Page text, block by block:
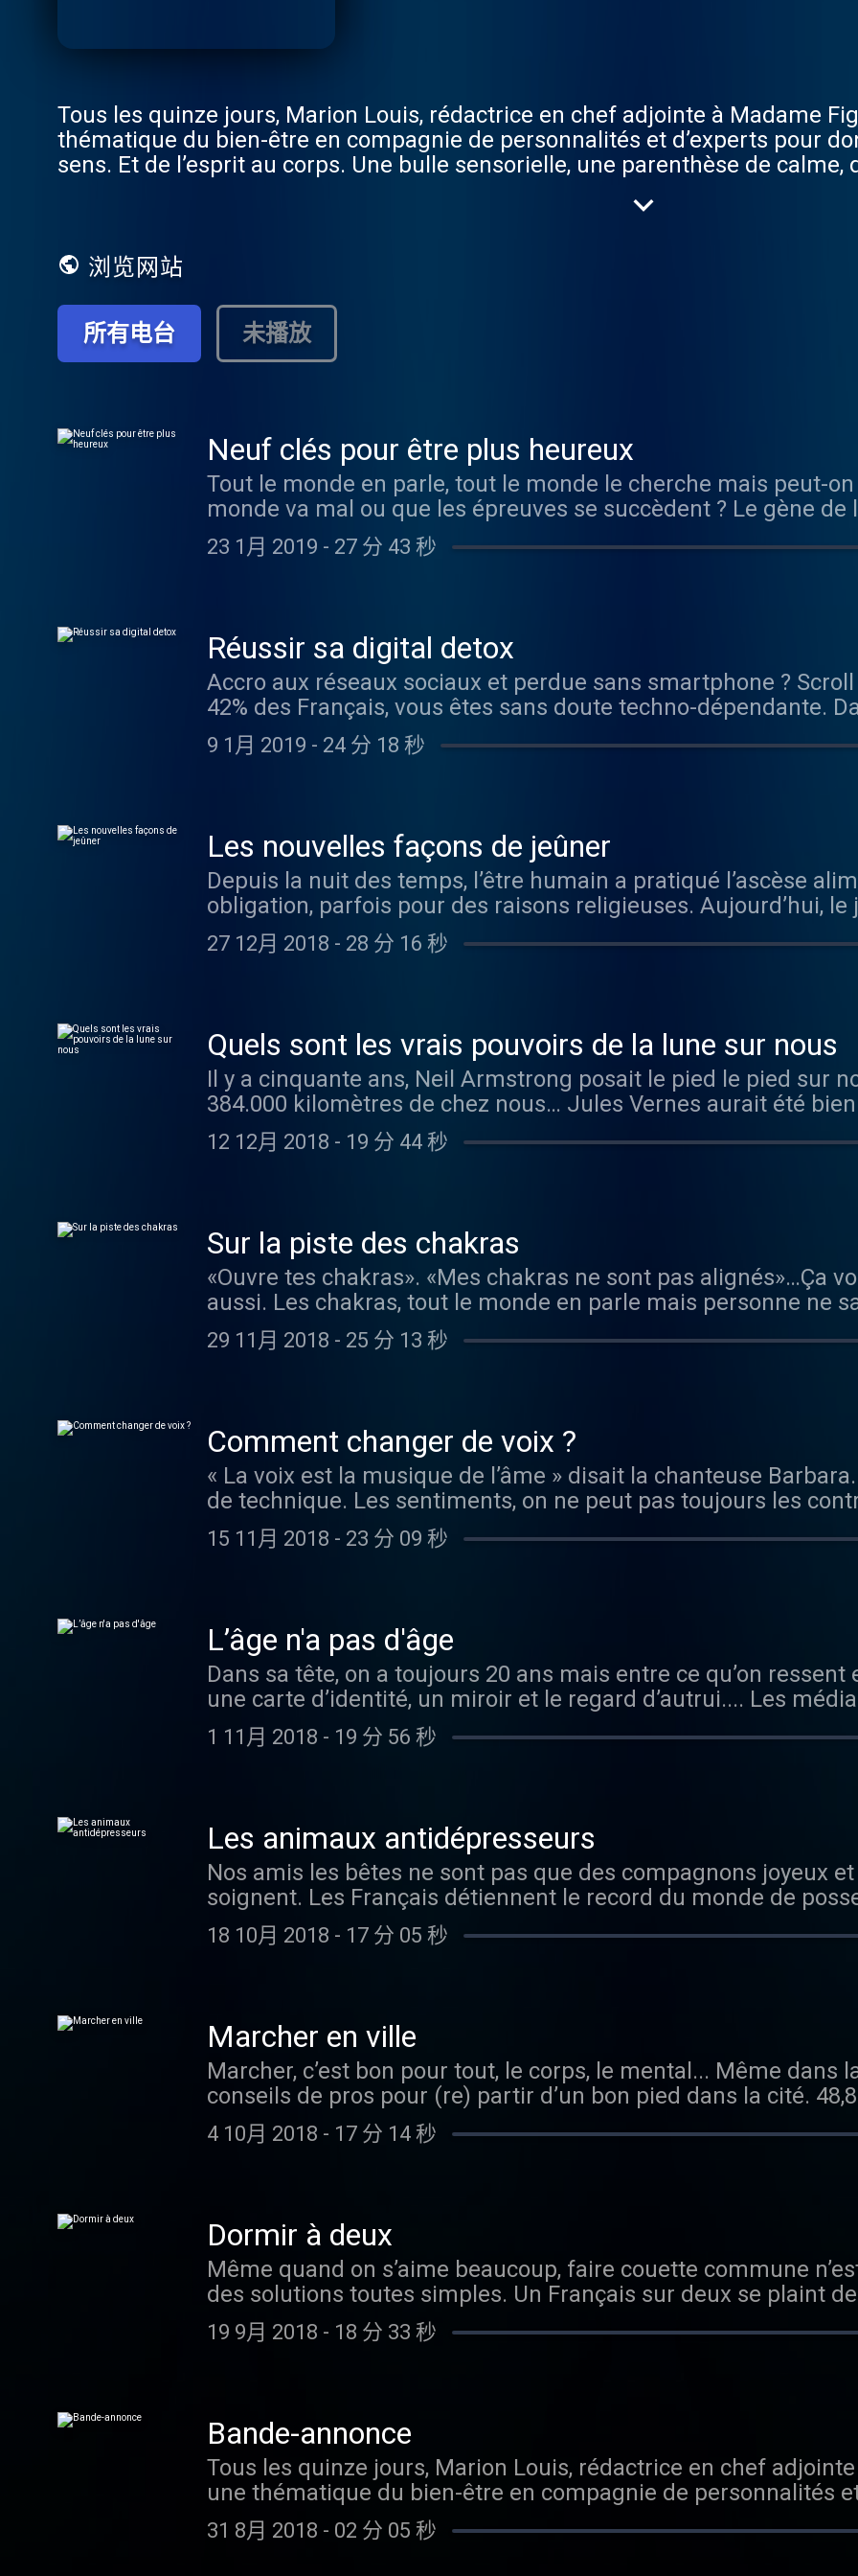
Tous les quinze jours, Marion Louis, rédactrice en chef adjointe à Madame
thématique du bien-être en compagnie de personnalités et d’experts pour
sens. Et de l’esprit au corps. Une bulle sensorielle, une parenthèse de calme,
l'actualité de nos podcasts, rendez-vous sur le site Madame Figaro La vie est
la liberté de s’épanouir, de sublimer sa beauté et sa féminité, quel que soit
marquent leur époque.
浏览网站
所有电台 未播放
Neuf clés pour être plus heureux
Tout le monde en parle, tout le monde le cherche mais peut-
monde va mal ou que les épreuves se succèdent ? Le gène de
envier l’imbécile heureux ? Quelle différence entre bonheur et
épisode de la saison 1 d’Happiness Therapy, nous nous
aimer sa vie et profiter à fond des bons moments. Le
La Confiance en soi et du roman La Joie, aux éditions Allary
bonheur par la joie et nous encourage à la cultiver, même au
en neurosciences Erwan Deveze décrypte la neurochimie du
bonheur, explique la différence entre les deux. Si certaines
biologiquement plus douées pour le Nirvana que d’autres au
humeur leurs derniers petits bonheurs. Vous pouvez écouter
site Madame Figaro , Apple Podcast , Soundcloud , Spotify ,
flux RSS . Et suivre toute l’actualité de nos podcasts sur
Happiness Therapy est proposé en partenariat avec Lancôme
Lancôme… Lancôme l’affirme : le bonheur est la plus belle
est d’offrir à chacune la liberté de s’épanouir, de sublimer sa
Visitez ausha.co/politique-de-confidentialite pour plus
23 1月 2019 - 27 分 43 秒
Réussir sa digital detox
Accro aux réseaux sociaux et perdue sans smartphone ?
42% des Français, vous êtes sans doute techno-dépendante.
d’Happiness Therapy consacré à la digital detox, - La
Wolinski, raconte avec courage et humour sa relation ambiguë
philosophe et écrivain Fabrice Midal, auteur de Foutez-vous la
méditation, vous invite à réfléchir à la manière dont nous
smartphones en si peu de temps et aux véritables raisons de
Coco Brac de La Perrière nous explique le Fomo, le Jomo, le
Nomophobie avant de donner quelques clés de (re)connexion
psychologue et psychanalyste, fondateur de l’Observatoire des
Happiness Therapy sur le site Madame Figaro , Apple Podcast ,
Deezer , YouTube ou via son flux RSS . Et suivre toute
Facebook , Instagram et Twitter . Happiness Therapy est
Lancôme . La vie est belle en Lancôme… Lancôme l’affirme :
forme de beauté. Son ambition est d’offrir à chacune la liberté
sa beauté et sa féminité, quel que soit son âge, quelle que soit
d'informations.
9 1月 2019 - 24 分 18 秒
Les nouvelles façons de jeûner
Depuis la nuit des temps, l’être humain a pratiqué l’ascèse
obligation, parfois pour des raisons religieuses. Aujourd’hui, le
purifier les corps et les esprits, voire guérir certaines maladie.
mode ou un vrai secret de santé et de longévité ? Le neuvième
l’alimentation crue (ou raw food) dont elle a fait son métier. Le
de Toledo, qui dirige la célèbre clinique Buchinger-Wilhelmi en
principe du jeûne thérapeutique, en détaille tous ses bienfaits
Martine de Richeville, papesse des massages amincissants,
pleine forme : la cure de raisin. Enfin, nous avons fait un bout
naturopathe Thomas Uhl, féru de « jeûne et randonnée ». Vous
Instagram et Twitter . Happiness Therapy est proposé en
vie est belle en Lancôme… Lancôme l’affirme : le bonheur est
beauté. Son ambition est d’offrir à chacune la liberté de
et sa féminité, quel que soit son âge, quelle que soit sa couleur
meilleur de la science, avec des innovations majeures qui
par Ausha. Visitez ausha.co/politique-de-confidentialite pour
27 12月 2018 - 28 分 16 秒
Quels sont les vrais pouvoirs de la lune sur nous
Il y a cinquante ans, Neil Armstrong posait le pied le pied sur
384.000 kilomètres de chez nous… Jules Vernes aurait été
paysages fantastiques à l’horizon, mais des cailloux, encore
cailloux. N’empêche, la lune continue de nous fasciner et de
bulle spatio-temporelle. Adeline Dieudonné, l’auteure du
Iconoclaste) qui raconte comment une terrifiante nuit sans
son roman. Daniel Kunth, astrophysicien au CNRS qui nous fait
relativisant pas mal de nos croyances. Philippe Malgouyres,
chef des objets d’art du Musée du Louvre, qui nous initie à la
nous parle en avant première de la grande exposition sur la
Henri Puget, auteur du livre Lune et santé mode d’emploi qui
pouvoirs de Séléné et dévoile sa recette d’eau lunaire. Vous
Therapy sur le site Madame Figaro , Apple Podcast ,
YouTube ou via son flux RSS . Et suivre toute l’actualité de nos
Instagram et Twitter . Happiness Therapy est proposé en
vie est belle en Lancôme… Lancôme l’affirme : le bonheur est
meilleur de la science, avec des innovations majeures qui
par Ausha. Visitez ausha.co/politique-de-confidentialite pour
12 12月 2018 - 19 分 44 秒
Sur la piste des chakras
«Ouvre tes chakras». «Mes chakras ne sont pas alignés»…Ça
aussi. Les chakras, tout le monde en parle mais personne ne
s’agit. Dans ce nouvel épisode d’ Happiness Therapy, nous
des énergies subtiles. En compagnie de : - Lili Barbery Coulon,
elle a débloqué son chakra N°3 qui la mettait si en colère. -
des Tigre Yoga Clubs. Elle explique de façon très pédagogique
chakras, nous les présente un à un et donne des conseils très
rééquilibrer, comme la respiration en carré. - Kiran Vyas, pape
créateurs des centres Tapovan. Il nous encourage à relativiser
venues d’Inde et à les adapter à notre mode de vie occidental
RSS . Et suivre toute l’actualité de nos podcasts sur Facebook ,
Happiness Therapy est proposé en partenariat avec Lancôme .
Lancôme… Lancôme l’affirme : le bonheur est la plus belle
est d’offrir à chacune la liberté de s’épanouir, de sublimer sa
que soit son âge, quelle que soit sa couleur de peau, et en lui
science, avec des innovations majeures qui marquent leur
de sa méthode de rééquilibrage énergétique. Hébergé par
ausha.co/politique-de-confidentialite pour plus d'informations.
29 11月 2018 - 25 分 13 秒
Comment changer de voix ?
« La voix est la musique de l’âme » disait la chanteuse
de technique. Les sentiments, on ne peut pas toujours les
elle, peut toujours s’améliorer. Grave ou fluette, stridente ou
crécelle, la voix en dit long sur nous. Pour avoir le dernier mot,
de son être » ? L’architecte d’intérieurs Sarah Poniatowski
de rockeuse, nous parle de sa voix grave, de ce qu’elle révèle
pouvoir sur les autres. -Le docteur Elisabeth Fresnel,
Laboratoire de la Voix explique comment fonctionnent les
tirer le meilleur parti et mieux placer sa voix. - Le coach vocal
de l’Ecole de l’Art Oratoire, affirme que tout le monde peut
liste les ennemis de la voix, nous dit quand s’inquiéter (ou
parole quand on l’a perdue. - Jane Villenet, animatrice
secret du timbre si reconnaissable et si caressant des «
souvenirs de la grande époque de la station. L’occasion aussi
vocales, dont le Fry vocal, dernier cri aux Etats-Unis. On se
vieillit, si elle est vraiment unique ou si la voix grave des
RSS . Et suivre toute l’actualité de nos podcasts sur Facebook ,
Happiness Therapy est proposé en partenariat avec Lancôme .
Lancôme… Lancôme l’affirme : le bonheur est la plus belle
est d’offrir à chacune la liberté de s’épanouir, de sublimer sa
que soit son âge, quelle que soit sa couleur de peau, et en lui
science, avec des innovations majeures qui marquent leur
15 11月 2018 - 23 分 09 秒
L’âge n'a pas d'âge
Dans sa tête, on a toujours 20 ans mais entre ce qu’on
une carte d’identité, un miroir et le regard d’autrui.... Les
"quinqua-géniales" pleines d’énergie et des "sexy-génaires"
fringants jeunes-hommes mais dans la « vraie vie », est-ce si
qu’elles renvoient. Comment arrivent-elles à gérer toute les
d’une société qui, tout à la fois les exhorte à rester jeunes à
les encourage à être elles-mêmes, naturelles et à accueillir le
sérénité. La créatrice de mode Vanessa Seward (48 ans) puis
deux personnalités au look très juvénile, parlent librement de
sociologue David Le Breton explique pourquoi la prise de
vraiment un problème dans la perception de l’âge. Le Docteur
chirurgien-plasticien, confie les attentes de ses patient(e)s en
et sa propre perception de l’âge. France Carp qui publie
journal hormonal de mon corps aux éditions Hugo brise le
pouvez écouter Happiness Therapy sur le site Madame Figaro ,
Soundcloud , Spotify , Deezer , YouTube ou via son flux RSS . Et
est la plus belle forme de beauté. Son ambition est d’offrir à
s’épanouir, de sublimer sa beauté et sa féminité, quel que soit
couleur de peau, et en lui offrant le meilleur de la science,
qui marquent leur époque. Hébergé par Ausha. Visitez
confidentialite pour plus d'informations.
1 11月 2018 - 19 分 56 秒
Les animaux antidépresseurs
Nos amis les bêtes ne sont pas que des compagnons joyeux
soignent. Les Français détiennent le record du monde de
compagnie. Un foyer sur deux a adopté un animal à poils ou à
aideraient-ils à ne pas trop sortir les griffes dans la jungle de la
l’embellir et à l’adoucir. En réalité, ils font bien plus que ça...
Louis essaie de comprendre pourquoi nous avons tant besoin
tente d’expliquer pourquoi les animaux sont les médecins de
solitude, la déprime, le handicap, les méfaits de l’âge et
Koshka, l’adorable Fauve de Bretagne d’Alexandra Golovanoff
ce chien abandonné a changé sa vie, à elle et à toute sa
l’histoire de la pet-therapy. Elle fait part des découvertes
dont le flair est capable de dépister les maladies, notamment
rappelle que nombre de médicaments sont issus du monde
ronronthérapie, les bars à chats et vous fait rencontrer Fa-
l’âme du palace parisien Le Bristol. Vous pouvez écouter
Madame Figaro , Apple Podcast , Soundcloud , Spotify , Deezer
Lancôme… Lancôme l’affirme : le bonheur est la plus belle
est d’offrir à chacune la liberté de s’épanouir, de sublimer sa
que soit son âge, quelle que soit sa couleur de peau, et en lui
science, avec des innovations majeures qui marquent leur
Visitez ausha.co/politique-de-confidentialite pour plus
18 10月 2018 - 17 分 05 秒
Marcher en ville
Marcher, c’est bon pour tout, le corps, le mental... Même dans
conseils de pros pour (re) partir d’un bon pied dans la cité.
en milieu urbain... Au milieu du bruit, des gaz d’échappement,
chaussées, ce qui n’incite guère à partir à l’assaut du
communs pas toujours pratiques et praticables. Restent nos
transpirer dans une salle de sport bondée ou d’attendre les
articulations, notre corps et notre esprit peuvent se
besoin de partir pour Compostelle pour trouver les chemins de
flâner, baguenauder, musarder, gambader représentait l’ultime
écouter Happiness Therapy sur le site Madame Figaro , Apple
Lancôme . La vie est belle en Lancôme… Lancôme l’affirme : le
forme de beauté. Son ambition est d’offrir à chacune la liberté
sa beauté et sa féminité, quel que soit son âge, quelle que soit
lui offrant le meilleur de la science, avec des innovations
époque. Hébergé par Ausha. Visitez ausha.co/politique-de-
d'informations.
4 10月 2018 - 17 分 14 秒
Dormir à deux
Même quand on s’aime beaucoup, faire couette commune
des solutions toutes simples. Un Français sur deux se plaint
assez. Nous aurions même perdu une heure trente de
de nuits ratées ou agitées ? Il y a plein, plein de raisons mais si
Vigilance nous apprend que la moitié des Français dorment en
passe très bien, surtout au début. L’autre vous réchauffe, vous
doudou... Et puis, parfois ça se complique... Pourquoi tant de
Happiness Therapy , nous allons vous aider à maîtriser l’art du
réapprivoiser Morphée. A deux... Ou chacun de son côté.
rencontre de Bérangère Krief, humoriste, comédienne,
19 9月 2018 - 18 分 33 秒
Bande-annonce
Tous les quinze jours, Marion Louis, rédactrice en chef
une thématique du bien-être en compagnie de personnalités
sens à tous les sens. Et de l’esprit au corps. Une bulle
calme, de réflexion et de légèreté pour se détendre. Un podcast
31 8月 2018 - 02 分 05 秒